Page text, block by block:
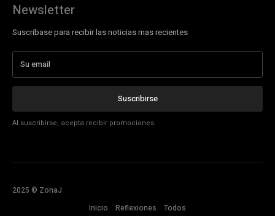
Newsletter
Suscríbase para recibir las noticias mas recientes
Suscribirse
Al suscribirse, acepta recibir promociones.
2025 © ZonaJ
Inicio
Reflexiones Todos